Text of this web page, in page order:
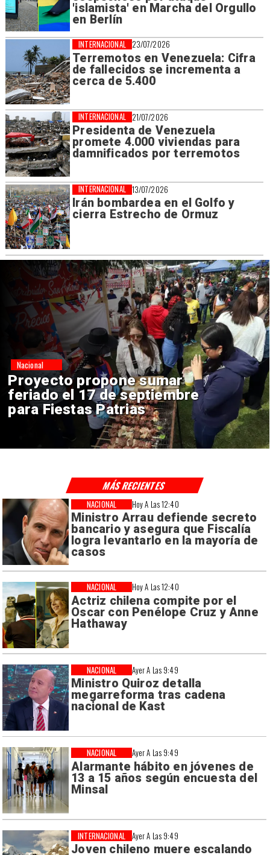
'islamista' en Marcha del Orgullo
en Berlín
23/07/2026
Terremotos en Venezuela: Cifra
de fallecidos se incrementa a
cerca de 5.400
INTERNACIONAL
21/07/2026
Presidenta de Venezuela
promete 4.000 viviendas para
damnificados por terremotos
INTERNACIONAL
13/07/2026
Irán bombardea en el Golfo y
cierra Estrecho de Ormuz
INTERNACIONAL
IPC de julio aumenta 0,1% por
alimentos y vivienda
Nacional
Hoy A Las 12:40
Ministro Arrau defiende secreto
bancario y asegura que Fiscalía
logra levantarlo en la mayoría de
casos
NACIONAL
Hoy A Las 12:40
Actriz chilena compite por el
Oscar con Penélope Cruz y Anne
Hathaway
NACIONAL
Ayer A Las 9:49
Ministro Quiroz detalla
megarreforma tras cadena
nacional de Kast
NACIONAL
Ayer A Las 9:49
Alarmante hábito en jóvenes de
13 a 15 años según encuesta del
Minsal
NACIONAL
Ayer A Las 9:49
Joven chileno muere escalando
INTERNACIONAL
MÁS RECIENTES